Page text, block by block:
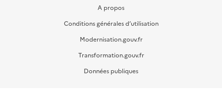
A propos
Conditions générales d’utilisation
Modernisation.gouv.fr
Transformation.gouv.fr
Données publiques